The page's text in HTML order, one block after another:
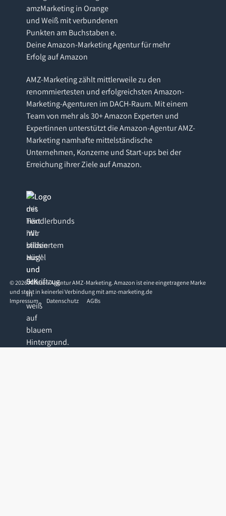
Deine Amazon-Marketing Agentur für mehr
Erfolg auf Amazon
AMZ-Marketing zählt mittlerweile zu den
renommiertesten und erfolgreichsten Amazon-
Marketing-Agenturen im DACH-Raum. Mit einem
Team von mehr als 30+ Amazon Experten und
Expertinnen unterstützt die Amazon-Agentur AMZ-
Marketing namhafte mittelständische
Unternehmen, Konzerne und Start-ups bei der
Erreichung ihrer Ziele auf Amazon.
©2026Amazon Agentur AMZ-Marketing. Amazon ist eine eingetragene Marke
und steht in keinerlei Verbindung mit amz-marketing.de
Impressum
Datenschutz AGBs